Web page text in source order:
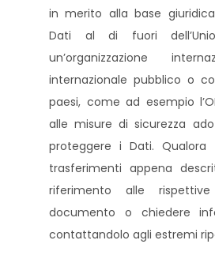
in merito alla base
Dati al di fuori
un’organizzazione
internazionale pubblico o
paesi, come ad esempio
alle misure di sicurezza
proteggere i Dati.
trasferimenti appena
riferimento alle
documento o chiedere
contattandolo agli estremi